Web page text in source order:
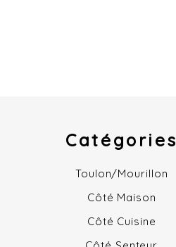
Catégories
Toulon/Mourillon
Côté Maison
Côté Cuisine